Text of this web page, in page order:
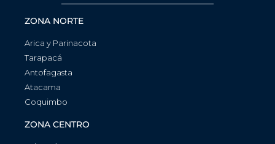
ZONA NORTE
Arica y Parinacota
Tarapacá
Antofagasta
Atacama
Coquimbo
ZONA CENTRO